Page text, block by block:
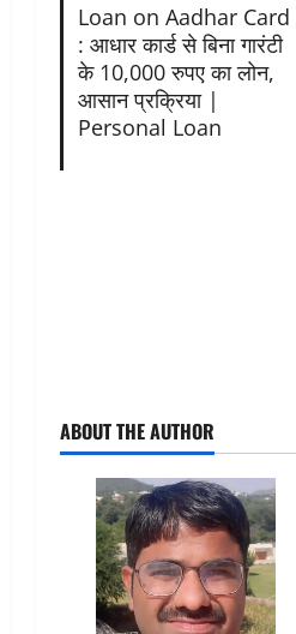
Loan on Aadhar Card
: आधार कार्ड से बिना गारंटी
के 10,000 रुपए का लोन,
आसान प्रक्रिया |
Personal Loan
ABOUT THE AUTHOR